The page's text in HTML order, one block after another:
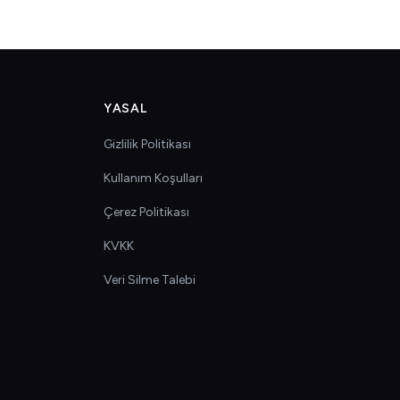
YASAL
Gizlilik Politikası
Kullanım Koşulları
Çerez Politikası
KVKK
Veri Silme Talebi